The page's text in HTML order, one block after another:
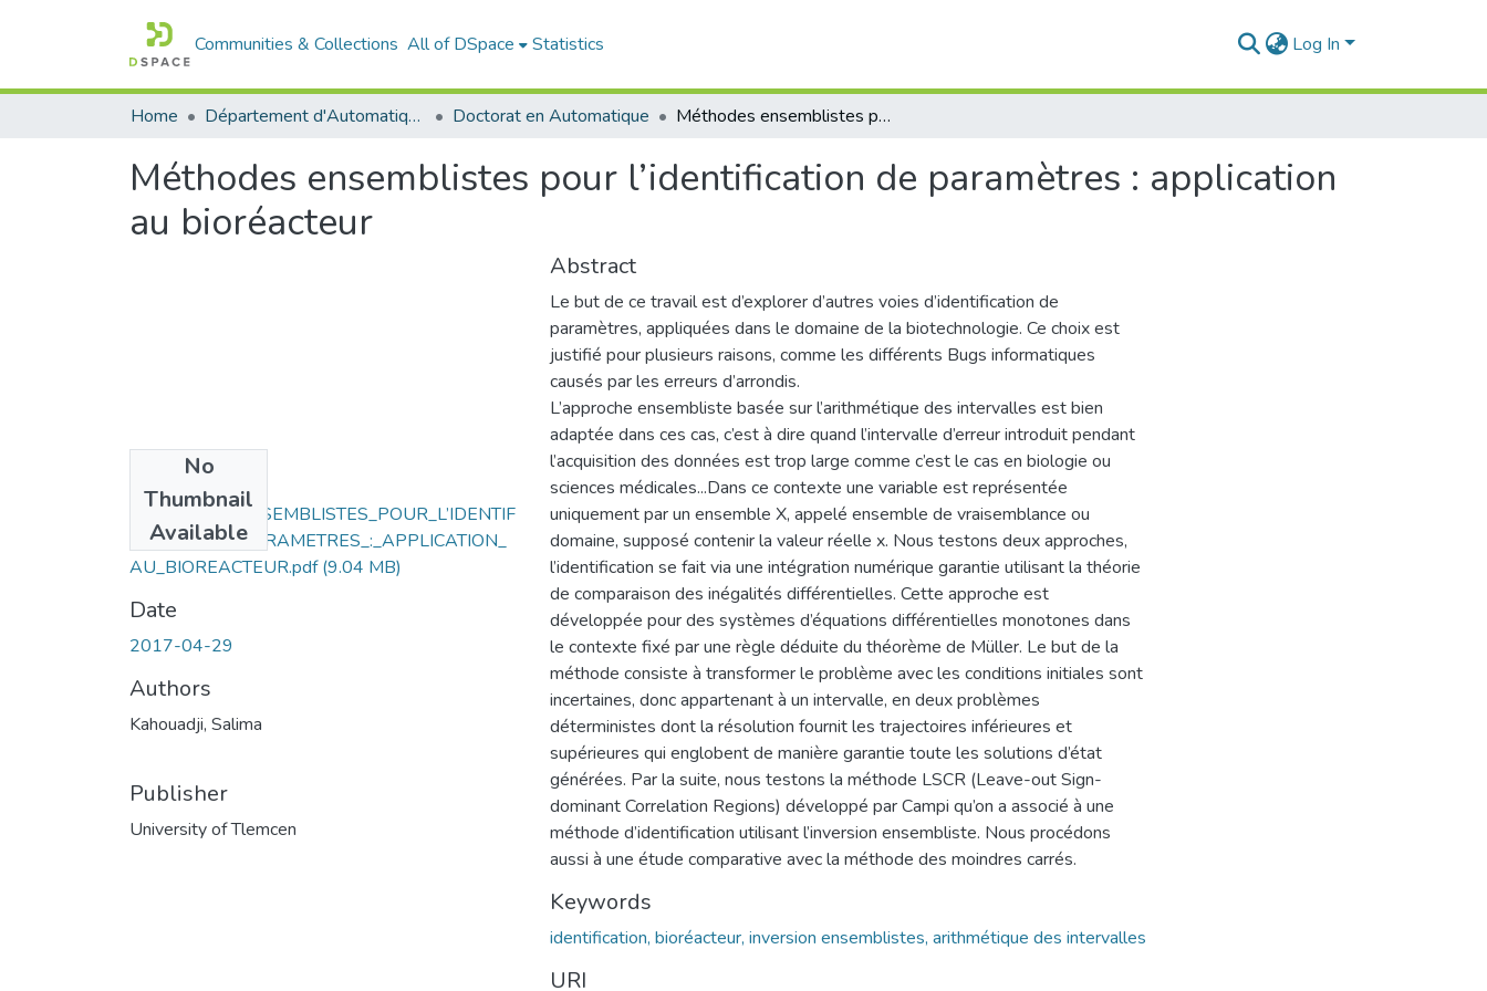
Communities & Collections All of DSpace Statistics Log In
Home Département d'Automatique Doctorat en Automatique Méthodes ensemblistes pour l’identification de paramètres : application au bioréacteur
Méthodes ensemblistes pour l’identification de paramètres : application
au bioréacteur
No
Thumbnail
Available
METHODES_ENSEMBLISTES_POUR_L’IDENTIF
ICATION_DE_PARAMETRES_:_APPLICATION_
AU_BIOREACTEUR.pdf(9.04 MB)
Date
2017-04-29
Authors
Kahouadji, Salima
Publisher
University of Tlemcen
Abstract
Le but de ce travail est d’explorer d’autres voies d’identification de
paramètres, appliquées dans le domaine de la biotechnologie. Ce choix est
justifié pour plusieurs raisons, comme les différents Bugs informatiques
causés par les erreurs d’arrondis.
L’approche ensembliste basée sur l’arithmétique des intervalles est bien
adaptée dans ces cas, c’est à dire quand l’intervalle d’erreur introduit pendant
l’acquisition des données est trop large comme c’est le cas en biologie ou
sciences médicales...Dans ce contexte une variable est représentée
uniquement par un ensemble X, appelé ensemble de vraisemblance ou
domaine, supposé contenir la valeur réelle x. Nous testons deux approches,
l’identification se fait via une intégration numérique garantie utilisant la théorie
de comparaison des inégalités différentielles. Cette approche est
développée pour des systèmes d’équations différentielles monotones dans
le contexte fixé par une règle déduite du théorème de Müller. Le but de la
méthode consiste à transformer le problème avec les conditions initiales sont
incertaines, donc appartenant à un intervalle, en deux problèmes
déterministes dont la résolution fournit les trajectoires inférieures et
supérieures qui englobent de manière garantie toute les solutions d’état
générées. Par la suite, nous testons la méthode LSCR (Leave-out Sign-
dominant Correlation Regions) développé par Campi qu’on a associé à une
méthode d’identification utilisant l’inversion ensembliste. Nous procédons
aussi à une étude comparative avec la méthode des moindres carrés.
Keywords
identification, bioréacteur, inversion ensemblistes, arithmétique des intervalles
URI